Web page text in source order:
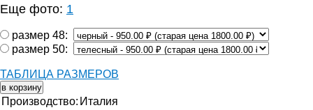
Еще фото: 1
размер 48:
размер 50:
ТАБЛИЦА РАЗМЕРОВ
Производство: Италия